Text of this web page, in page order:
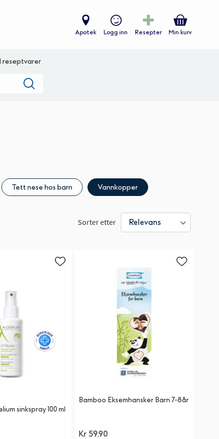
Apotek Logg inn Resepter Min kurv
reseptvarer
Tett nese hos barn Vannkopper
Sorter etter
sinkspray 100 ml
Bamboo Eksemhansker Barn 7-8år
Kr 59,90